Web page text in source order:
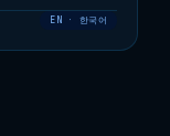
EN · 한국어